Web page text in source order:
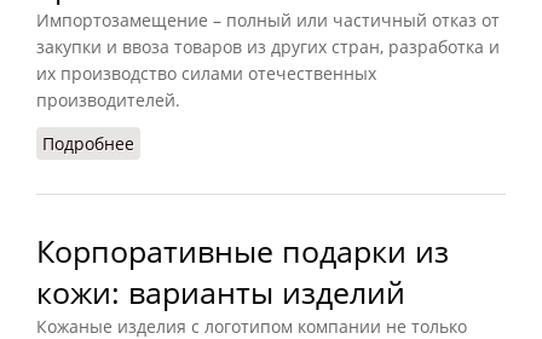
Импортозамещение – полный или частичный отказ от
закупки и ввоза товаров из других стран, разработка и
их производство силами отечественных
производителей.
Подробнее
Корпоративные подарки из
кожи: варианты изделий
Кожаные изделия с логотипом компании не только